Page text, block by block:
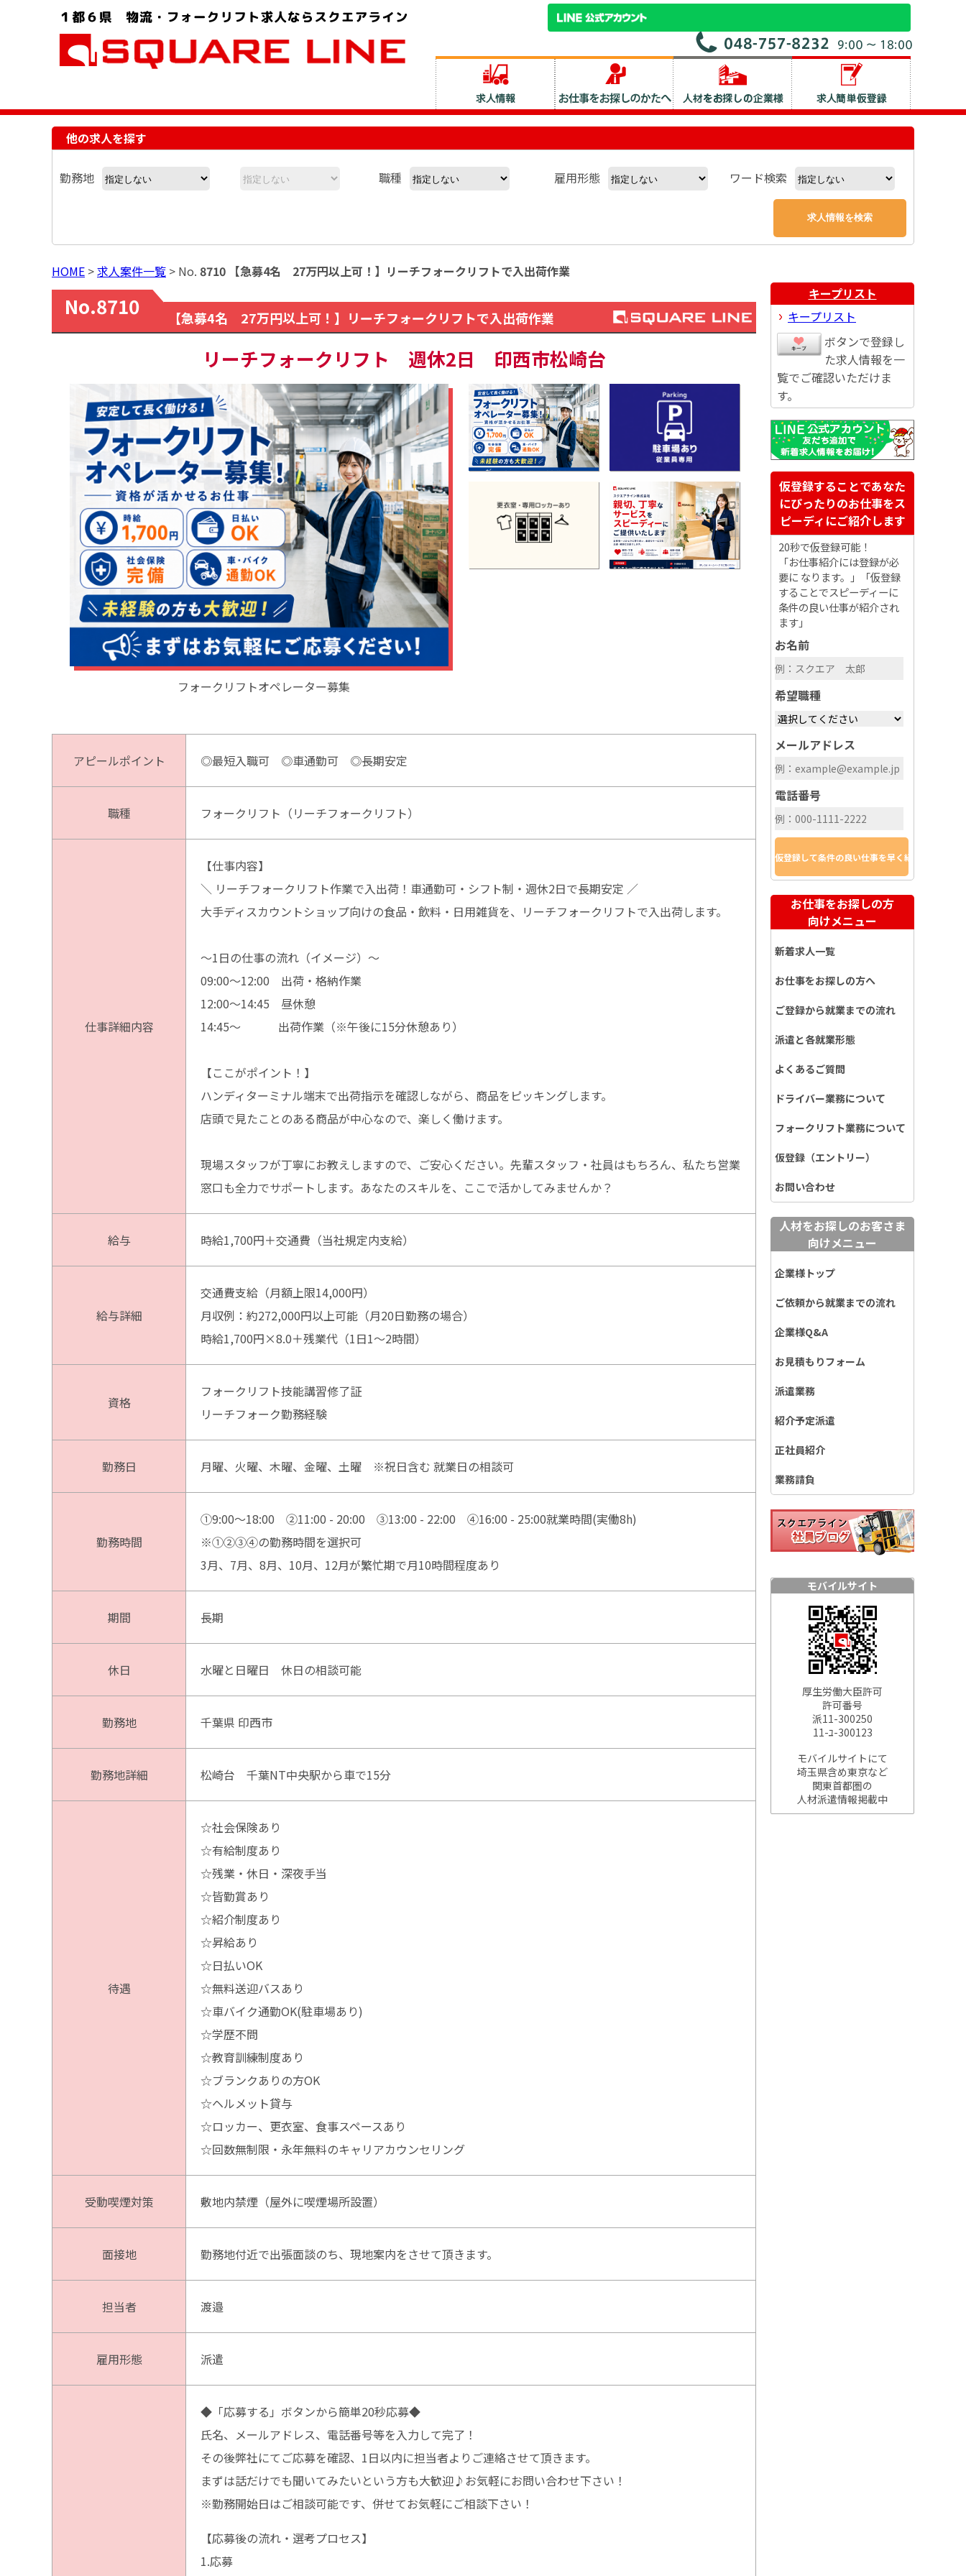
他の求人を探す
勤務地 職種 雇用形態 ワード検索
HOME >求人案件一覧 > No. 8710 【急募4名 27万円以上可！】リーチフォークリフトで入出荷作業
No.8710 【急募4名 27万円以上可！】リーチフォークリフトで入出荷作業
リーチフォークリフト 週休2日 印西市松崎台
フォークリフトオペレーター募集
アピールポイント ◎最短入職可 ◎車通勤可 ◎長期安定
職種 フォークリフト（リーチフォークリフト）
仕事詳細内容
【仕事内容】
＼ リーチフォークリフト作業で入出荷！車通勤可・シフト制・週休2日で長期安定 ／
大手ディスカウントショップ向けの食品・飲料・日用雑貨を、リーチフォークリフトで入出荷します。
～1日の仕事の流れ（イメージ）～
09:00～12:00 出荷・格納作業
12:00～14:45 昼休憩
14:45～ 出荷作業（※午後に15分休憩あり）
【ここがポイント！】
ハンディターミナル端末で出荷指示を確認しながら、商品をピッキングします。
店頭で見たことのある商品が中心なので、楽しく働けます。
現場スタッフが丁寧にお教えしますので、ご安心ください。先輩スタッフ・社員はもちろん、私たち営業
窓口も全力でサポートします。あなたのスキルを、ここで活かしてみませんか？
給与 時給1,700円＋交通費（当社規定内支給）
給与詳細
交通費支給（月額上限14,000円）
月収例：約272,000円以上可能（月20日勤務の場合）
時給1,700円×8.0＋残業代（1日1〜2時間）
資格
フォークリフト技能講習修了証
リーチフォーク勤務経験
勤務日 月曜、火曜、木曜、金曜、土曜 ※祝日含む 就業日の相談可
勤務時間
①9:00～18:00 ②11:00 - 20:00 ③13:00 - 22:00 ④16:00 - 25:00就業時間(実働8h)
※①②③④の勤務時間を選択可
3月、7月、8月、10月、12月が繁忙期で月10時間程度あり
期間 長期
休日 水曜と日曜日 休日の相談可能
勤務地 千葉県 印西市
勤務地詳細 松崎台 千葉NT中央駅から車で15分
待遇
☆社会保険あり
☆有給制度あり
☆残業・休日・深夜手当
☆皆勤賞あり
☆紹介制度あり
☆昇給あり
☆日払いOK
☆無料送迎バスあり
☆車バイク通勤OK(駐車場あり)
☆学歴不問
☆教育訓練制度あり
☆ブランクありの方OK
☆ヘルメット貸与
☆ロッカー、更衣室、食事スペースあり
☆回数無制限・永年無料のキャリアカウンセリング
受動喫煙対策 敷地内禁煙（屋外に喫煙場所設置）
面接地 勤務地付近で出張面談のち、現地案内をさせて頂きます。
担当者 渡邉
雇用形態 派遣
◆「応募する」ボタンから簡単20秒応募◆
氏名、メールアドレス、電話番号等を入力して完了！
その後弊社にてご応募を確認、1日以内に担当者よりご連絡させて頂きます。
まずは話だけでも聞いてみたいという方も大歓迎♪お気軽にお問い合わせ下さい！
※勤務開始日はご相談可能です、併せてお気軽にご相談下さい！
【応募後の流れ・選考プロセス】
1.応募
キープリスト
キープリスト
ボタンで登録し
た求人情報を一
覧でご確認いただけま
す。
仮登録することであなた
にぴったりのお仕事をス
ピーディにご紹介します
20秒で仮登録可能！
「お仕事紹介には登録が必
要に なります。」「仮登録
することでスピーディーに
条件の良い仕事が紹介され
ます」
お名前
希望職種
メールアドレス
電話番号
お仕事をお探しの方
向けメニュー
新着求人一覧
お仕事をお探しの方へ
ご登録から就業までの流れ
派遣と各就業形態
よくあるご質問
ドライバー業務について
フォークリフト業務について
仮登録（エントリー）
お問い合わせ
人材をお探しのお客さま
向けメニュー
企業様トップ
ご依頼から就業までの流れ
企業様Q&A
お見積もりフォーム
派遣業務
紹介予定派遣
正社員紹介
業務請負
モバイルサイト
厚生労働大臣許可
許可番号
派11-300250
11-ﾕ-300123
モバイルサイトにて
埼玉県含め東京など
関東首都圏の
人材派遣情報掲載中